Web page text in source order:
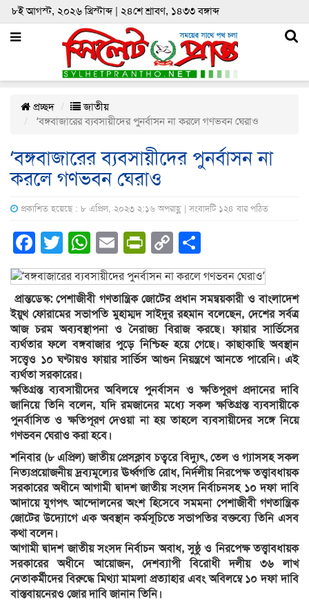
৮ই আগস্ট, ২০২৬ খ্রিস্টাব্দ | ২৪শে শ্রাবণ, ১৪৩৩ বঙ্গাব্দ
প্রচ্ছদ
জাতীয়
‘বঙ্গবাজারের ব্যবসায়ীদের পুনর্বাসন না করলে গণভবন ঘেরাও
‘বঙ্গবাজারের ব্যবসায়ীদের পুনর্বাসন না
করলে গণভবন ঘেরাও
প্রকাশিত হয়েছে : ৮ এপ্রিল, ২০২৩ ২:১৬ অপরাহ্ণ | সংবাদটি ১২৪ বার পঠিত
Facebook
Twitter
WhatsApp
EmailPrintFriendly
Copy
Link
প্রান্তডেস্ক: পেশাজীবী গণতান্ত্রিক জোটের প্রধান সমন্বয়কারী ও বাংলাদেশ
ইয়ুথ ফোরামের সভাপতি মুহাম্মদ সাইদুর রহমান বলেছেন, দেশের সর্বত্র
আজ চরম অব্যবস্থাপনা ও নৈরাজ্য বিরাজ করছে। ফায়ার সার্ভিসের
ব্যর্থতার ফলে বঙ্গবাজার পুড়ে নিশ্চিহ্ন হয়ে গেছে। কাছাকাছি অবস্থান
সত্ত্বেও ১০ ঘণ্টায়ও ফায়ার সার্ভিস আগুন নিয়ন্ত্রণে আনতে পারেনি। এই
ব্যর্থতা সরকারের।
ক্ষতিগ্রস্ত ব্যবসায়ীদের অবিলম্বে পুনর্বাসন ও ক্ষতিপূরণ প্রদানের দাবি
জানিয়ে তিনি বলেন, যদি রমজানের মধ্যে সকল ক্ষতিগ্রস্ত ব্যবসায়ীকে
পুনর্বাসিত ও ক্ষতিপূরণ দেওয়া না হয় তাহলে ব্যবসায়ীদের সঙ্গে নিয়ে
গণভবন ঘেরাও করা হবে।
শনিবার (৮ এপ্রিল) জাতীয় প্রেসক্লাব চত্বরে বিদ্যুৎ, তেল ও গ্যাসসহ সকল
নিত্যপ্রয়োজনীয় দ্রব্যমূল্যের ঊর্ধ্বগতি রোধ, নির্দলীয় নিরপেক্ষ তত্ত্বাবধায়ক
সরকারের অধীনে আগামী দ্বাদশ জাতীয় সংসদ নির্বাচনসহ ১০ দফা দাবি
আদায়ে যুগপৎ আন্দোলনের অংশ হিসেবে সমমনা পেশাজীবী গণতান্ত্রিক
জোটের উদ্যোগে এক অবস্থান কর্মসূচিতে সভাপতির বক্তব্যে তিনি এসব
কথা বলেন।
আগামী দ্বাদশ জাতীয় সংসদ নির্বাচন অবাধ, সুষ্ঠু ও নিরপেক্ষ তত্ত্বাবধায়ক
সরকারের অধীনে আয়োজন, দেশব্যাপী বিরোধী দলীয় ৩৬ লাখ
নেতাকর্মীদের বিরুদ্ধে মিথ্যা মামলা প্রত্যাহার এবং অবিলম্বে ১০ দফা দাবি
বাস্তবায়নেরও জোর দাবি জানান তিনি।